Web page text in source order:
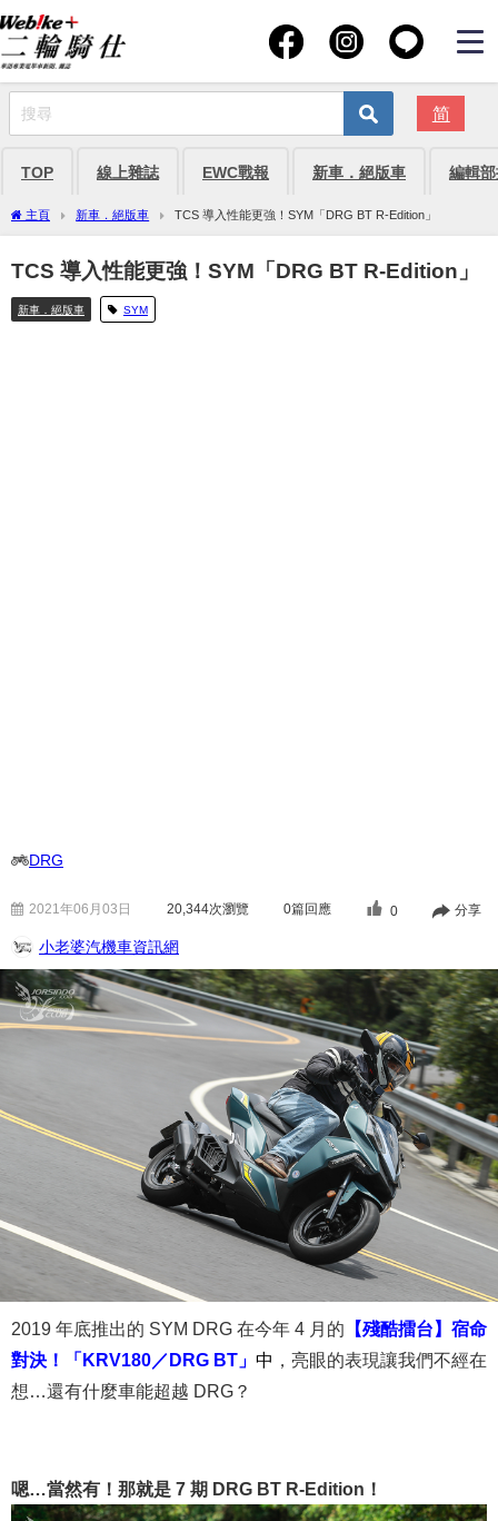
简
TOP 線上雜誌 EWC戰報 新車．絕版車 編輯
主頁 新車．絕版車 TCS 導入性能更強！SYM「DRG BT R-Edition」
TCS 導入性能更強！SYM「DRG BT R-Edition」
新車．絕版車 SYM
DRG
2021年06月03日 20,344次瀏覽 0篇回應 0 分享
小老婆汽機車資訊網
2019 年底推出的 SYM DRG 在今年 4 月的 【殘酷擂台】宿命
對決！「KRV180／DRG BT」 中
，亮眼的表現讓我們不經在
想…還有什麼車能超越 DRG？
嗯…當然有！那就是 7 期 DRG BT R-Edition！